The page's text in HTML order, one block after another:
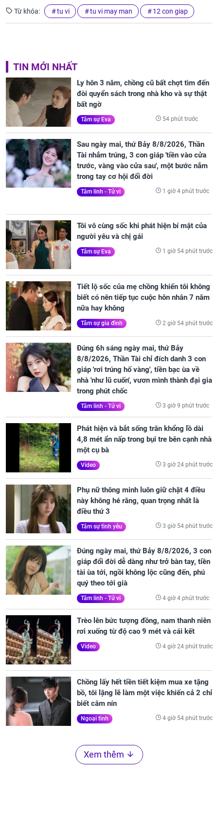
Từ khóa: tu vi tu vi may man 12 con giap
TIN MỚI NHẤT
Ly hôn 3 năm, chồng cũ bất chợt tìm đến
đòi quyển sách trong nhà kho và sự thật
bất ngờ
Tâm sự Eva 54 phút trước
Sau ngày mai, thứ Bảy 8/8/2026, Thần
Tài nhắm trúng, 3 con giáp 'tiền vào cửa
trước, vàng vào cửa sau', một bước nắm
trong tay cơ hội đổi đời
Tâm linh - Tử vi 1 giờ 4 phút trước
Tôi vô cùng sốc khi phát hiện bí mật của
người yêu và chị gái
Tâm sự Eva 1 giờ 54 phút trước
Tiết lộ sốc của mẹ chồng khiến tôi không
biết có nên tiếp tục cuộc hôn nhân 7 năm
nữa hay không
Tâm sự gia đình 2 giờ 54 phút trước
Đúng 6h sáng ngày mai, thứ Bảy
8/8/2026, Thần Tài chỉ đích danh 3 con
giáp 'rơi trúng hố vàng', tiền bạc ùa về
nhà 'như lũ cuốn', vươn mình thành đại gia
trong phút chốc
Tâm linh - Tử vi 3 giờ 9 phút trước
Phát hiện và bắt sống trăn khổng lồ dài
4,8 mét ẩn nấp trong bụi tre bên cạnh nhà
một cụ bà
Video 3 giờ 24 phút trước
Phụ nữ thông minh luôn giữ chặt 4 điều
này không hé răng, quan trọng nhất là
điều thứ 3
Tâm sự tình yêu 3 giờ 54 phút trước
Đúng ngày mai, thứ Bảy 8/8/2026, 3 con
giáp đổi đời dễ dàng như trở bàn tay, tiền
tài ùa tới, ngồi không lộc cũng đến, phú
quý theo tới già
Tâm linh - Tử vi 4 giờ 4 phút trước
Trèo lên bức tượng đồng, nam thanh niên
rơi xuống từ độ cao 9 mét và cái kết
Video 4 giờ 24 phút trước
Chồng lấy hết tiền tiết kiệm mua xe tặng
bồ, tôi lặng lẽ làm một việc khiến cả 2 chỉ
biết câm nín
Ngoại tình 4 giờ 54 phút trước
Xem thêm